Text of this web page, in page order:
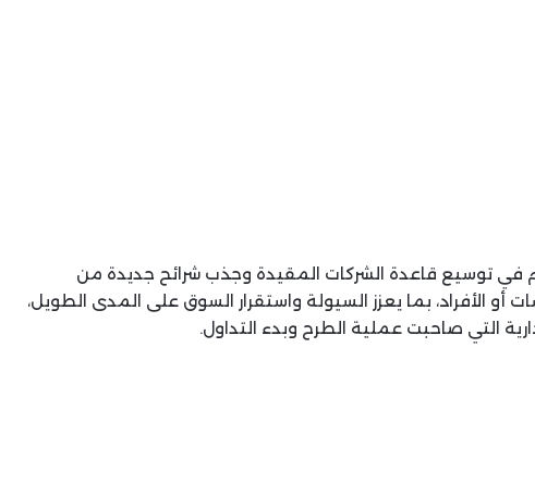
في توسيع قاعدة الشركات المقيدة وجذب شرائح جديدة من
الأفراد، بما يعزز السيولة واستقرار السوق على المدى الطويل،
التي صاحبت عملية الطرح وبدء التداول.